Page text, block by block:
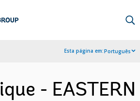
Esta página em:Português
- EASTERN